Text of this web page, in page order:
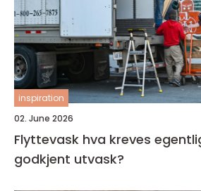
inspiration
02. June 2026
Flyttevask hva kreves egentlig for å få
godkjent utvask?